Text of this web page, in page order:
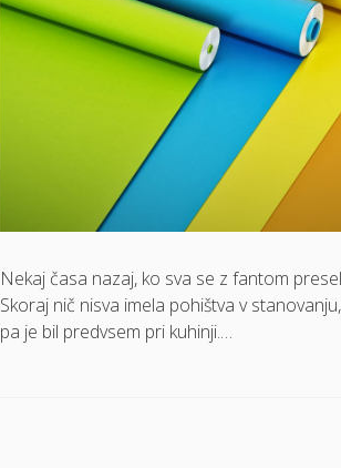
Nekaj časa nazaj, ko sva se z fantom
Skoraj nič nisva imela pohištva v
pa je bil predvsem pri kuhinji.…